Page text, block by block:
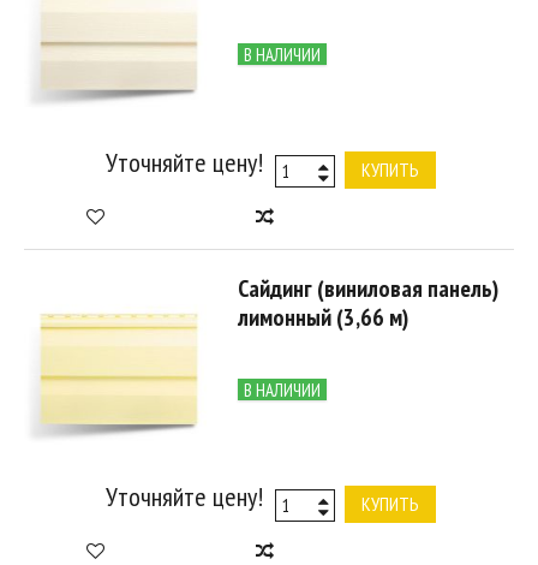
В НАЛИЧИИ
Уточняйте цену! КУПИТЬ
Сайдинг (виниловая панель)
лимонный (3,66 м)
В НАЛИЧИИ
Уточняйте цену! КУПИТЬ